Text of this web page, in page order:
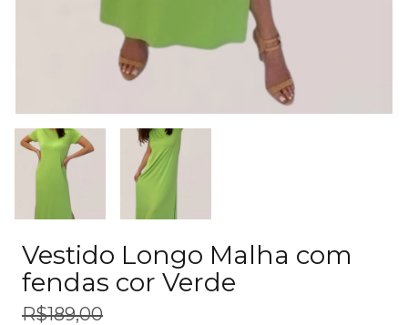
Vestido Longo Malha com
fendas cor Verde
R$189,00